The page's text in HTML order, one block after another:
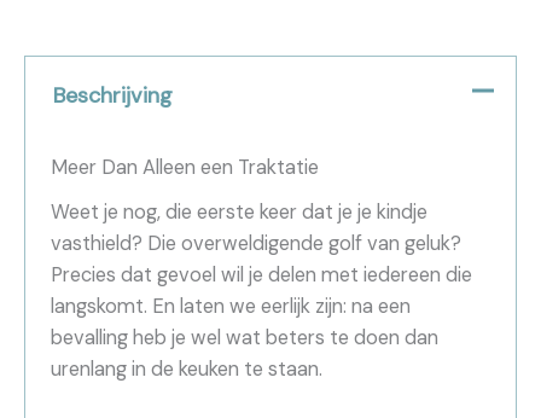
Beschrijving
Meer Dan Alleen een Traktatie
Weet je nog, die eerste keer dat je je kindje
vasthield? Die overweldigende golf van geluk?
Precies dat gevoel wil je delen met iedereen die
langskomt. En laten we eerlijk zijn: na een
bevalling heb je wel wat beters te doen dan
urenlang in de keuken te staan.